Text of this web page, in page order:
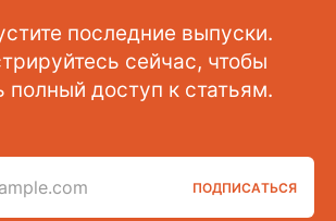
последние выпуски.
сейчас, чтобы
полный доступ к статьям.
ПОДПИСАТЬСЯ